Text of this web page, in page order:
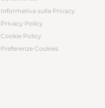
Informativa sulla Privacy
Privacy Policy
Cookie Policy
Preferenze Cookies